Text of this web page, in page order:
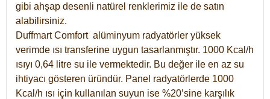
gibi ahşap desenli natürel renklerimiz ile de satın
alabilirsiniz.
Duffmart Comfort alüminyum radyatörler yüksek
verimde ısı transferine uygun tasarlanmıştır. 1000 Kcal/h
ısıyı 0,64 litre su ile vermektedir. Bu değer ile en az su
ihtiyacı gösteren üründür. Panel radyatörlerde 1000
Kcal/h ısı için kullanılan suyun ise %20’sine karşılık